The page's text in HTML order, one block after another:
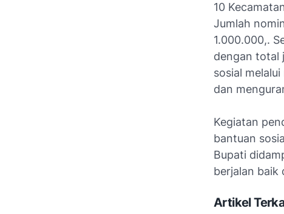
10
Jumlah
1.000.000,.
dengan total
sosial
dan
Kegiatan
bantuan
Bupati
berjalan baik
Artikel